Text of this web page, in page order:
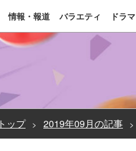
情報・報道 バラエティ ドラマ
トップ 2019年09月の記事